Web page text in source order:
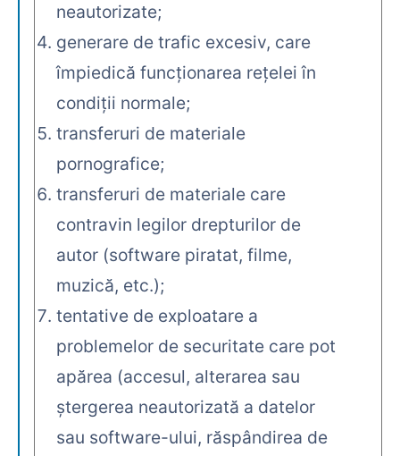
neautorizate;
generare de trafic excesiv, care
împiedică funcţionarea reţelei în
condiţii normale;
transferuri de materiale
pornografice;
transferuri de materiale care
contravin legilor drepturilor de
autor (software piratat, filme,
muzică, etc.);
tentative de exploatare a
problemelor de securitate care pot
apărea (accesul, alterarea sau
ştergerea neautorizată a datelor
sau software-ului, răspândirea de